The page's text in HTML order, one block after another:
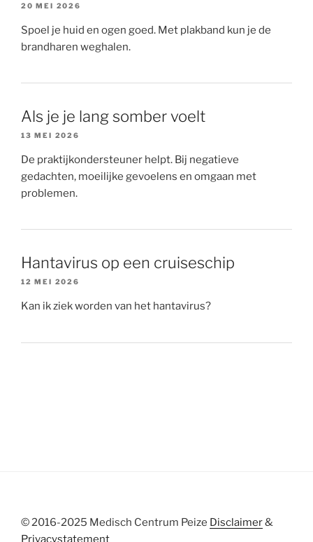
20 MEI 2026
Spoel je huid en ogen goed. Met plakband kun je de
brandharen weghalen.
Als je je lang somber voelt
13 MEI 2026
De praktijkondersteuner helpt. Bij negatieve
gedachten, moeilijke gevoelens en omgaan met
problemen.
Hantavirus op een cruiseschip
12 MEI 2026
Kan ik ziek worden van het hantavirus?
© 2016-2025 Medisch Centrum Peize Disclaimer&
Privacystatement